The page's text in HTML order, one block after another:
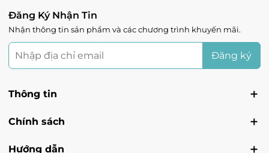
Đăng Ký Nhận Tin
Nhận thông tin sản phẩm và các chương trình khuyến mãi.
Đăng ký
Thông tin
Chính sách
Hướng dẫn